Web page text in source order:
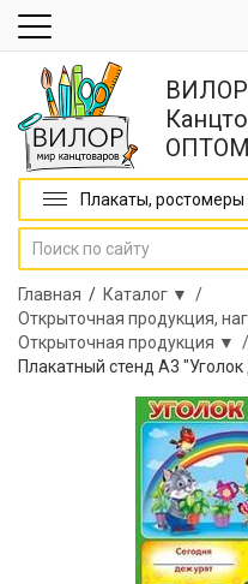
ВИЛОР
ОПТОМ
Плакаты, ростомеры
Главная / Каталог ▼ /
Открыточная продукция,
Открыточная продукция ▼ /
Плакатный стенд А3